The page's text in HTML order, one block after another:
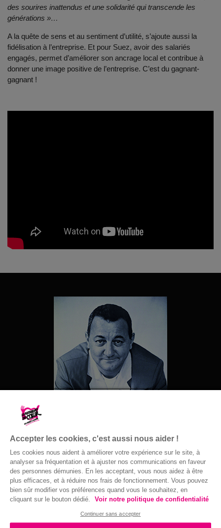
des sourires inattendus et une solidarité qui transcende les
générations »…
A la quête de sens et au sentiment d’utilité, s’ajoute aussi la
fidélisation à l’entreprise. Et pour Suez, avoir des salariés
engagés, permet d’améliorer son ancrage local et contribue à
donner une image positive de l’entreprise. C’est du gagnant-
gagnant !
© Gaston Bergeret
Accepter les cookies, c'est aussi nous aider !
Les cookies nous aident à améliorer votre expérience sur le site, à
analyser sa fréquentation et à ajuster nos communications en faveur
des personnes démunies. En les acceptant, vous nous aidez à être
plus efficaces, et à réduire nos frais de fonctionnement. Vous pouvez
bien sûr modifier vos préférences quand vous le souhaitez, en
cliquant sur le bouton dédié.
Voir notre politique de confidentialité
Continuer sans accepter